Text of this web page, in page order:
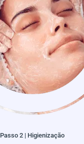
Passo 2 | Higienização